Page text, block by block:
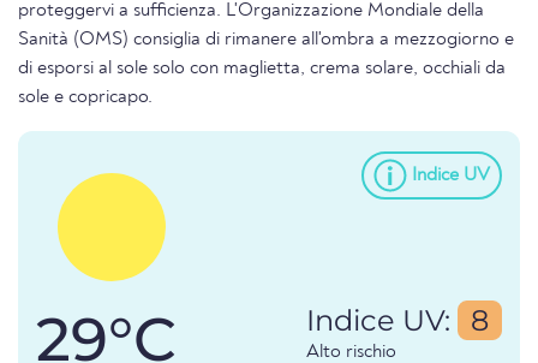
proteggervi a sufficienza. L'Organizzazione Mondiale della
Sanità (OMS) consiglia di rimanere all'ombra a mezzogiorno e
di esporsi al sole solo con maglietta, crema solare, occhiali da
sole e copricapo.
Indice UV
29°C Indice UV: 8
Alto rischio